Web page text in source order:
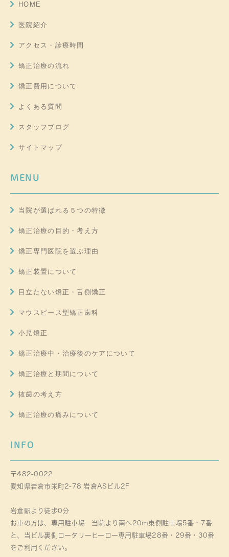
HOME
医院紹介
アクセス・診療時間
矯正治療の流れ
矯正費用について
よくある質問
スタッフブログ
サイトマップ
MENU
当院が選ばれる５つの特徴
矯正治療の目的・考え方
矯正専門医院を選ぶ理由
矯正装置について
目立たない矯正・舌側矯正
マウスピース型矯正歯科
小児矯正
矯正治療中・治療後のケアについて
矯正治療と期間について
抜歯の考え方
矯正治療の痛みについて
INFO
〒482-0022
愛知県岩倉市栄町2-78 岩倉ASビル2F
岩倉駅より徒歩0分
お車の方は、専用駐車場 当院より南へ20ｍ東側駐車場5番・7番
と、当ビル裏側ロータリーヒーロー専用駐車場28番・29番・30番
をご利用ください。